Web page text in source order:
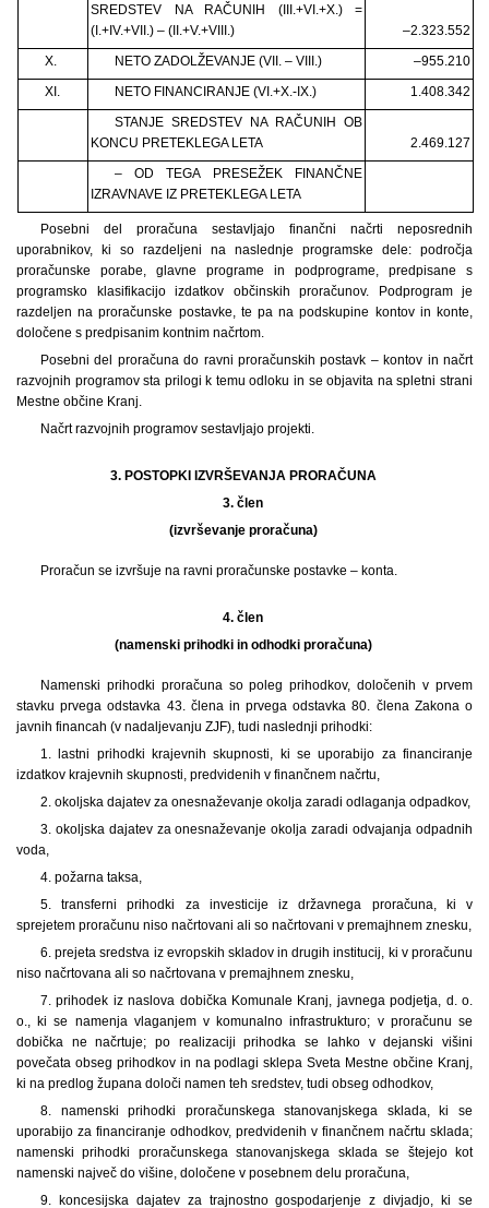
SREDSTEV NA RAČUNIH (III.+VI.+X.) =
(I.+IV.+VII.) – (II.+V.+VIII.)
–2.323.552
X.
NETO ZADOLŽEVANJE (VII. – VIII.)
–955.210
XI.
NETO FINANCIRANJE (VI.+X.-IX.)
1.408.342
STANJE SREDSTEV NA RAČUNIH OB
KONCU PRETEKLEGA LETA
2.469.127
– OD TEGA PRESEŽEK FINANČNE
IZRAVNAVE IZ PRETEKLEGA LETA
Posebni del proračuna sestavljajo finančni načrti neposrednih
uporabnikov, ki so razdeljeni na naslednje programske dele: področja
proračunske porabe, glavne programe in podprograme, predpisane s
programsko klasifikacijo izdatkov občinskih proračunov. Podprogram je
razdeljen na proračunske postavke, te pa na podskupine kontov in konte,
določene s predpisanim kontnim načrtom.
Posebni del proračuna do ravni proračunskih postavk – kontov in načrt
razvojnih programov sta prilogi k temu odloku in se objavita na spletni strani
Mestne občine Kranj.
Načrt razvojnih programov sestavljajo projekti.
3. POSTOPKI IZVRŠEVANJA PRORAČUNA
3. člen
(izvrševanje proračuna)
Proračun se izvršuje na ravni proračunske postavke – konta.
4. člen
(namenski prihodki in odhodki proračuna)
Namenski prihodki proračuna so poleg prihodkov, določenih v prvem
stavku prvega odstavka 43. člena in prvega odstavka 80. člena Zakona o
javnih financah (v nadaljevanju ZJF), tudi naslednji prihodki:
1. lastni prihodki krajevnih skupnosti, ki se uporabijo za financiranje
izdatkov krajevnih skupnosti, predvidenih v finančnem načrtu,
2. okoljska dajatev za onesnaževanje okolja zaradi odlaganja odpadkov,
3. okoljska dajatev za onesnaževanje okolja zaradi odvajanja odpadnih
voda,
4. požarna taksa,
5. transferni prihodki za investicije iz državnega proračuna, ki v
sprejetem proračunu niso načrtovani ali so načrtovani v premajhnem znesku,
6. prejeta sredstva iz evropskih skladov in drugih institucij, ki v proračunu
niso načrtovana ali so načrtovana v premajhnem znesku,
7. prihodek iz naslova dobička Komunale Kranj, javnega podjetja, d. o.
o., ki se namenja vlaganjem v komunalno infrastrukturo; v proračunu se
dobička ne načrtuje; po realizaciji prihodka se lahko v dejanski višini
povečata obseg prihodkov in na podlagi sklepa Sveta Mestne občine Kranj,
ki na predlog župana določi namen teh sredstev, tudi obseg odhodkov,
8. namenski prihodki proračunskega stanovanjskega sklada, ki se
uporabijo za financiranje odhodkov, predvidenih v finančnem načrtu sklada;
namenski prihodki proračunskega stanovanjskega sklada se štejejo kot
namenski največ do višine, določene v posebnem delu proračuna,
9. koncesijska dajatev za trajnostno gospodarjenje z divjadjo, ki se